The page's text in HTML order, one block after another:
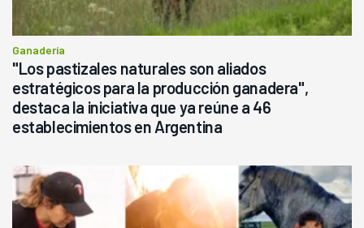
Ganadería
"Los pastizales naturales son aliados
estratégicos para la producción ganadera",
destaca la iniciativa que ya reúne a 46
establecimientos en Argentina